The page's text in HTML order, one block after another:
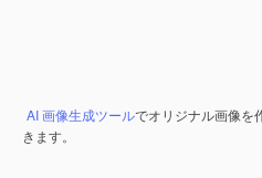
AI 画像生成ツールでオリジナル画像を
きます。